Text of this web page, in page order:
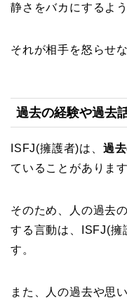
静さをバカにするよ
それが相手を怒らせ
過去の経験や過去
ISFJ(擁護者)は、 過
ていることがあります
そのため、人の過去
する言動は、ISFJ(擁
す。
また、人の過去や思